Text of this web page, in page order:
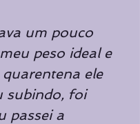
um pouco
peso ideal e
ele
subindo, foi
passei a